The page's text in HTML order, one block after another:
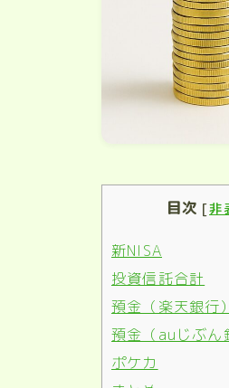
目次 [非
新NISA
投資信託合計
預金（楽天銀行）
預金（auじぶん
ポケカ